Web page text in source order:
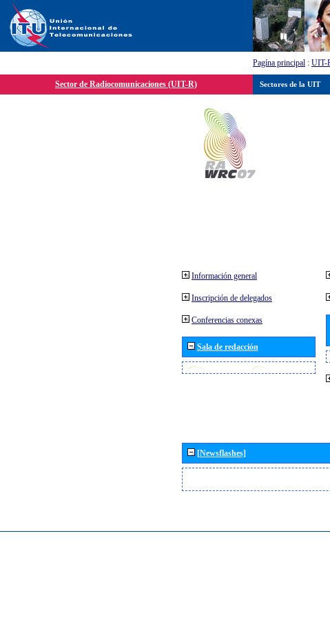
Pagína principal : UIT-
Sector de Radiocomunicaciones (UIT-R)
Información general
Inscripción de delegados
Conferencias conexas
Sala de redacción
[Newsflashes]
Sectores de la UIT